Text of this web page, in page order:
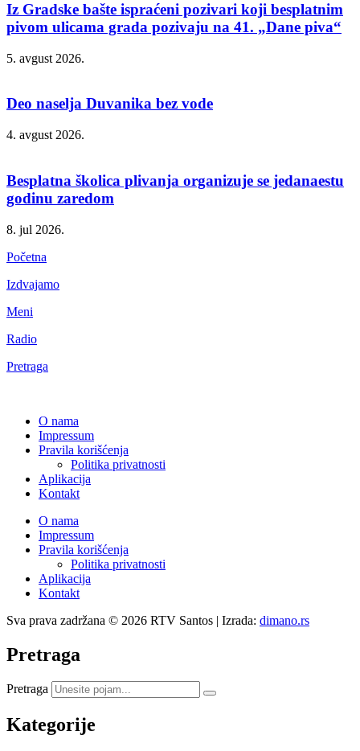
Iz Gradske bašte ispraćeni pozivari koji besplatnim
pivom ulicama grada pozivaju na 41. „Dane piva“
5. avgust 2026.
Deo naselja Duvanika bez vode
4. avgust 2026.
Besplatna školica plivanja organizuje se jedanaestu
godinu zaredom
8. jul 2026.
Početna
Izdvajamo
Meni
Radio
Pretraga
O nama
Impressum
Pravila korišćenja
Politika privatnosti
Aplikacija
Kontakt
O nama
Impressum
Pravila korišćenja
Politika privatnosti
Aplikacija
Kontakt
Sva prava zadržana © 2026 RTV Santos | Izrada: dimano.rs
Pretraga
Pretraga
Kategorije